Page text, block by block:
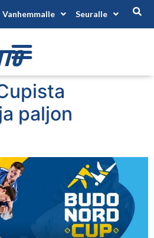
Vanhemmalle Seuralle
paljon